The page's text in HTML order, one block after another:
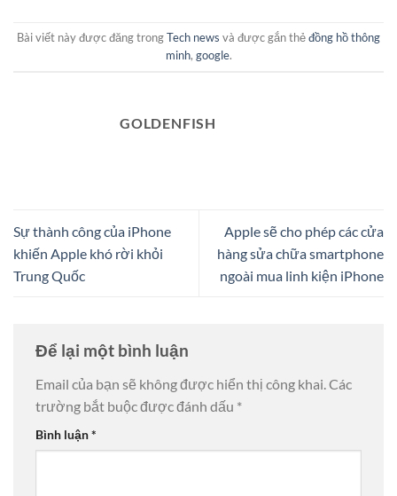
Bài viết này được đăng trongTech news và được gắn thẻđồng hồ thông
minh, google.
GOLDENFISH
Sự thành công của iPhone
khiến Apple khó rời khỏi
Trung Quốc
Apple sẽ cho phép các cửa
hàng sửa chữa smartphone
ngoài mua linh kiện iPhone
Để lại một bình luận
Email của bạn sẽ không được hiển thị công khai.Các
trường bắt buộc được đánh dấu *
Bình luận*